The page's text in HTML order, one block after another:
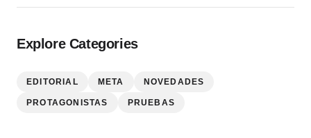
Explore Categories
EDITORIAL META NOVEDADES
PROTAGONISTAS PRUEBAS